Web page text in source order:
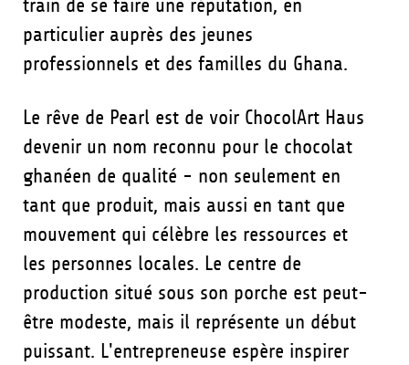
train de se faire une réputation, en
particulier auprès des jeunes
professionnels et des familles du Ghana.
Le rêve de Pearl est de voir ChocolArt Haus
devenir un nom reconnu pour le chocolat
ghanéen de qualité - non seulement en
tant que produit, mais aussi en tant que
mouvement qui célèbre les ressources et
les personnes locales. Le centre de
production situé sous son porche est peut-
être modeste, mais il représente un début
puissant. L'entrepreneuse espère inspirer